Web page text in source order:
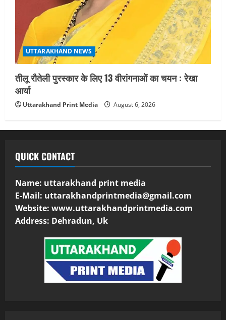
UTTARAKHAND NEWS
तीलू रौतेली पुरस्कार के लिए 13 वीरांगनाओं का चयन : रेखा
आर्या
Uttarakhand Print Media August 6, 2026
QUICK CONTACT
Name: uttarakhand print media
E-Mail: uttarakhandprintmedia@gmail.com
Website: www.uttarakhandprintmedia.com
Address: Dehradun, Uk